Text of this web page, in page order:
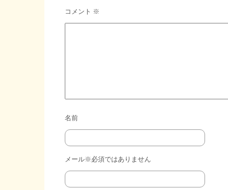
コメント ※
名前
メール※必須ではありません